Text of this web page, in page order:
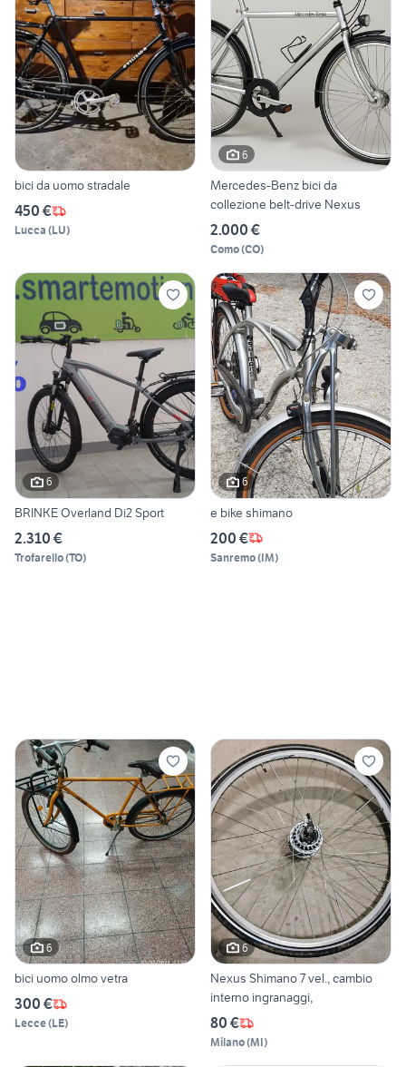
bici da uomo stradale
450 €
Lucca (LU)
6
Mercedes-Benz bici da
collezione belt-drive Nexus
2.000 €
Como(CO)
6
BRINKE Overland Di2 Sport
2.310 €
Trofarello(TO)
6
e bike shimano
200 €
Sanremo(IM)
6
bici uomo olmo vetra
300 €
Lecce(LE)
6
Nexus Shimano 7 vel., cambio
interno ingranaggi,
80 €
Milano(MI)